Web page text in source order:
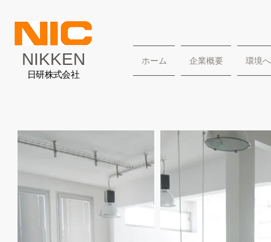
NIKKEN
日研株式会社
ホーム 企業概要 環境